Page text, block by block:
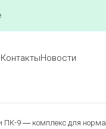
КонтактыНовости
и ПК-9 ― комплекс для